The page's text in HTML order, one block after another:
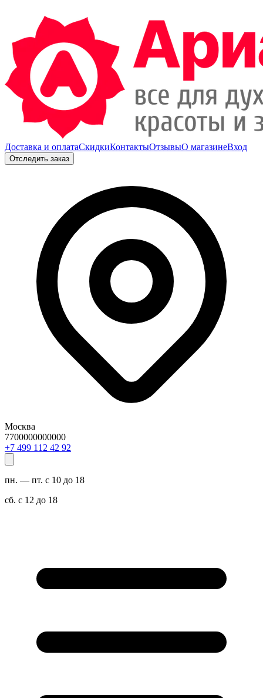
Доставка и оплатаСкидкиКонтактыОтзывыО магазинеВход
Отследить заказ
Москва
7700000000000
29 24 211 994 7+
пн. — пт. с 10 до 18
сб. с 12 до 18